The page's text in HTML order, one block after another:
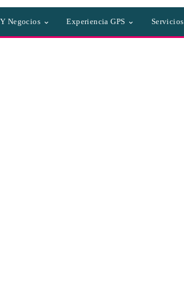
Negocios Experiencia GPS Servicios